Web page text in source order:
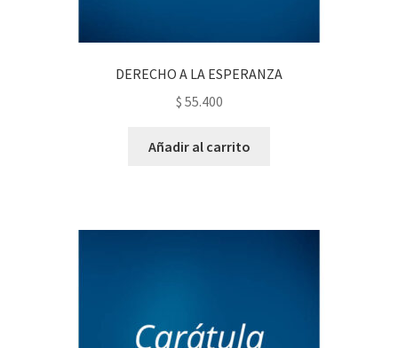
DERECHO A LA ESPERANZA
$ 55.400
Añadir al carrito